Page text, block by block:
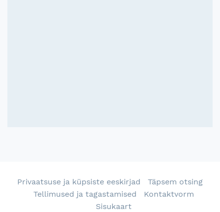
Privaatsuse ja küpsiste eeskirjad
Täpsem otsing
Tellimused ja tagastamised
Kontaktvorm
Sisukaart